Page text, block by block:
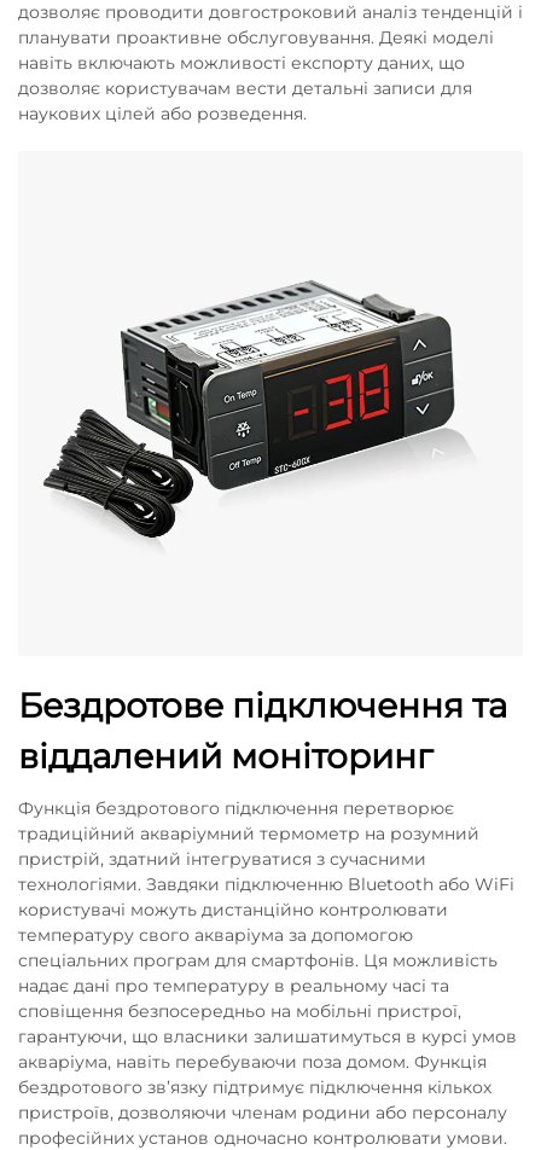
дозволяє проводити довгостроковий аналіз тенденцій і
планувати проактивне обслуговування. Деякі моделі
навіть включають можливості експорту даних, що
дозволяє користувачам вести детальні записи для
наукових цілей або розведення.
Бездротове підключення та
віддалений моніторинг
Функція бездротового підключення перетворює
традиційний акваріумний термометр на розумний
пристрій, здатний інтегруватися з сучасними
технологіями. Завдяки підключенню Bluetooth або WiFi
користувачі можуть дистанційно контролювати
температуру свого акваріума за допомогою
спеціальних програм для смартфонів. Ця можливість
надає дані про температуру в реальному часі та
сповіщення безпосередньо на мобільні пристрої,
гарантуючи, що власники залишатимуться в курсі умов
акваріума, навіть перебуваючи поза домом. Функція
бездротового зв’язку підтримує підключення кількох
пристроїв, дозволяючи членам родини або персоналу
професійних установ одночасно контролювати умови.